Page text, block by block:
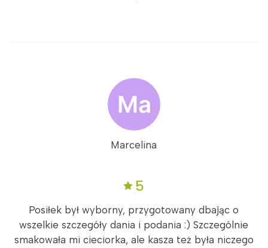
Marcelina
5
Posiłek był wyborny, przygotowany dbając o
wszelkie szczegóły dania i podania :) Szczególnie
smakowała mi cieciorka, ale kasza też była niczego